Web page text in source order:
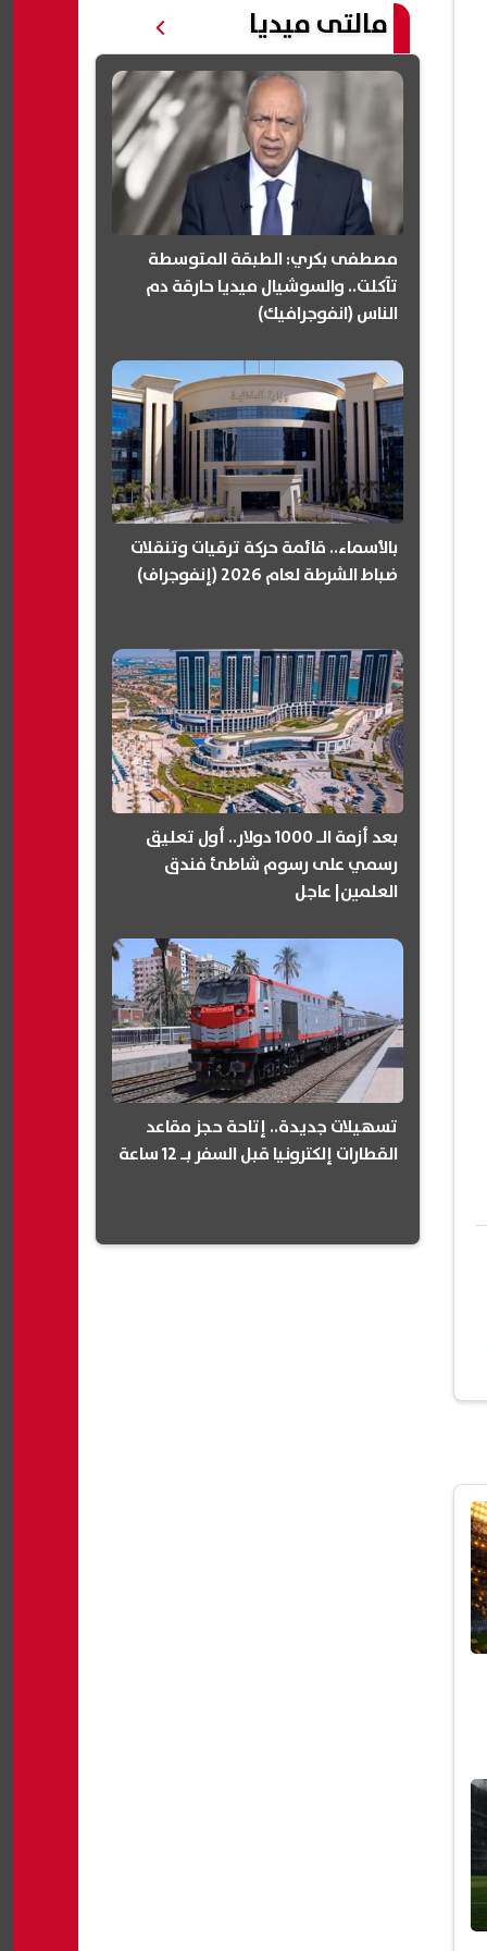
مالتى ميديا
مصطفى بكري: الطبقة المتوسطة
تآكلت.. والسوشيال ميديا حارقة دم
الناس (انفوجرافيك)
بالأسماء.. قائمة حركة ترقيات وتنقلات
ضباط الشرطة لعام 2026 (إنفوجراف)
بعد أزمة الـ 1000 دولار.. أول تعليق
رسمي على رسوم شاطئ فندق
العلمين| عاجل
تسهيلات جديدة.. إتاحة حجز مقاعد
القطارات إلكترونيا قبل السفر بـ 12 ساعة